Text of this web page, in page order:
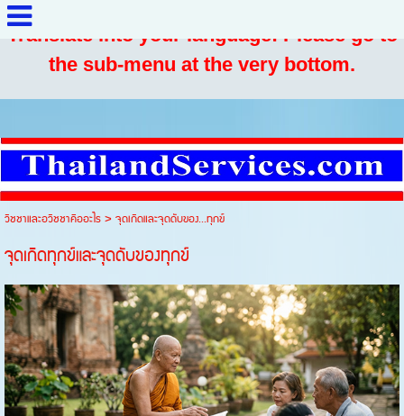
Translate into your language: Please go to
the sub-menu at the very bottom.
วิชชาและอวิชชาคืออะไร>จุดเกิดและจุดดับของ...ทุกข์
จุดเกิดทุกข์และจุดดับของทุกข์